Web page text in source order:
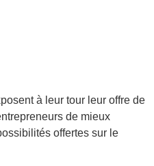
à leur tour leur offre de
de mieux
offertes sur le